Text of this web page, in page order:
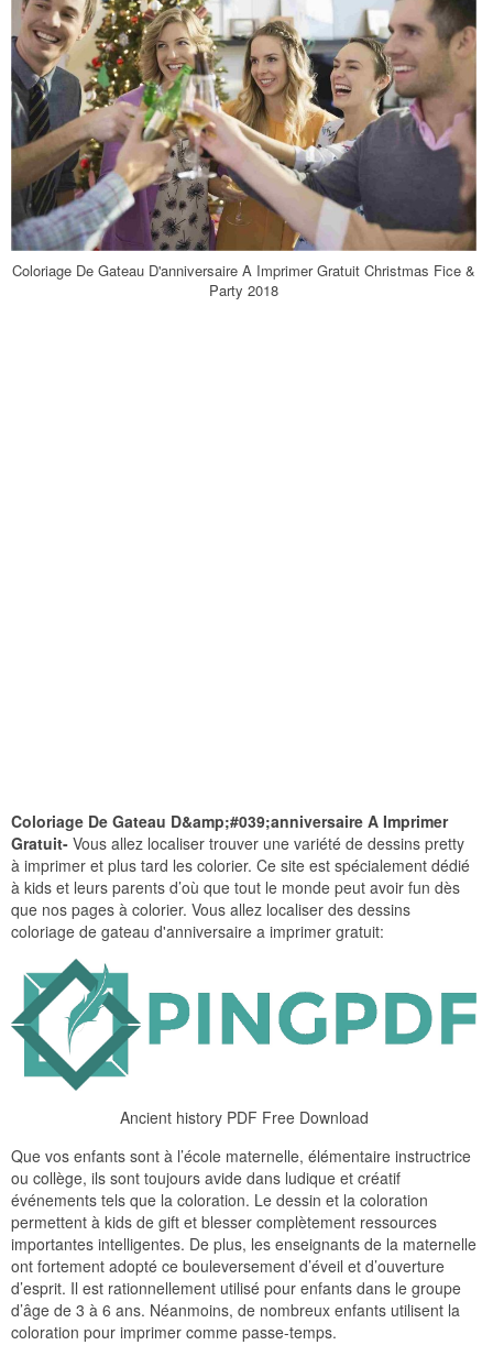
Coloriage De Gateau D'anniversaire A Imprimer Gratuit Christmas Fice &
Party 2018
Coloriage De Gateau D&amp;#039;anniversaire A Imprimer
Gratuit- Vous allez localiser trouver une variété de dessins pretty
à imprimer et plus tard les colorier. Ce site est spécialement dédié
à kids et leurs parents d’où que tout le monde peut avoir fun dès
que nos pages à colorier. Vous allez localiser des dessins
coloriage de gateau d'anniversaire a imprimer gratuit:
Ancient history PDF Free Download
Que vos enfants sont à l’école maternelle, élémentaire instructrice
ou collège, ils sont toujours avide dans ludique et créatif
événements tels que la coloration. Le dessin et la coloration
permettent à kids de gift et blesser complètement ressources
importantes intelligentes. De plus, les enseignants de la maternelle
ont fortement adopté ce bouleversement d’éveil et d’ouverture
d’esprit. Il est rationnellement utilisé pour enfants dans le groupe
d’âge de 3 à 6 ans. Néanmoins, de nombreux enfants utilisent la
coloration pour imprimer comme passe-temps.